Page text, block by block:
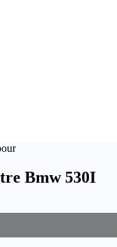
Bmw 530I